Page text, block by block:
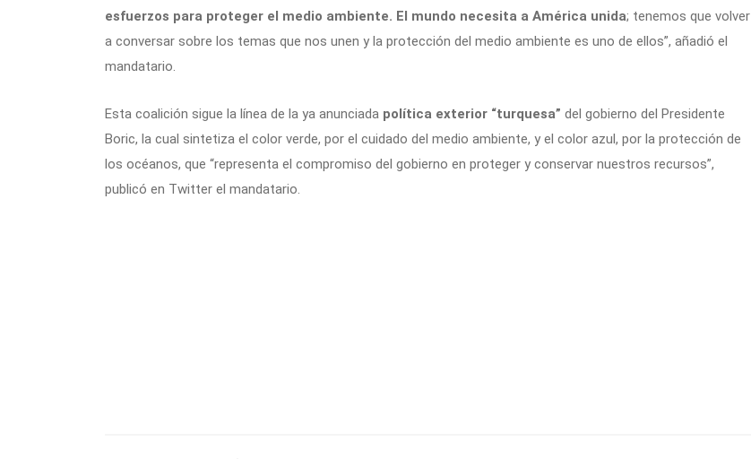
esfuerzos para proteger el medio ambiente. El mundo necesita a América unida; tenemos que volver
a conversar sobre los temas que nos unen y la protección del medio ambiente es uno de ellos”, añadió el
mandatario.
Esta coalición sigue la línea de la ya anunciada política exterior “turquesa” del gobierno del Presidente
Boric, la cual sintetiza el color verde, por el cuidado del medio ambiente, y el color azul, por la protección de
los océanos, que “representa el compromiso del gobierno en proteger y conservar nuestros recursos”,
publicó en Twitter el mandatario.